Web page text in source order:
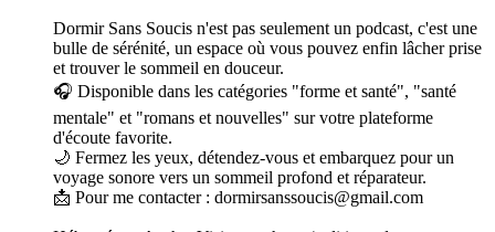
Dormir Sans Soucis n'est pas seulement un podcast, c'est une
bulle de sérénité, un espace où vous pouvez enfin lâcher prise
et trouver le sommeil en douceur.
🎧 Disponible dans les catégories "forme et santé", "santé
mentale" et "romans et nouvelles" sur votre plateforme
d'écoute favorite.
🌙 Fermez les yeux, détendez-vous et embarquez pour un
voyage sonore vers un sommeil profond et réparateur.
📩 Pour me contacter : dormirsanssoucis@gmail.com